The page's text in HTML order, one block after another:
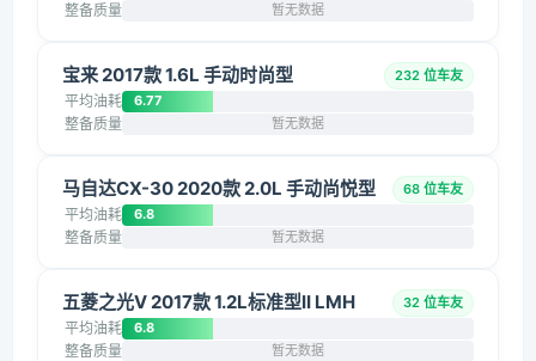
整备质量 暂无数据
宝来 2017款 1.6L 手动时尚型 232 位车友
平均油耗 6.77
整备质量 暂无数据
马自达CX-30 2020款 2.0L 手动尚悦型 68 位车友
平均油耗 6.8
整备质量 暂无数据
五菱之光V 2017款 1.2L标准型II LMH 32 位车友
平均油耗 6.8
整备质量 暂无数据